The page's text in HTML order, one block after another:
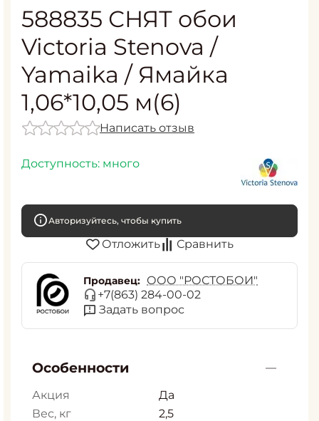
588835 СНЯТ обои
Victoria Stenova /
Yamaika / Ямайка
1,06*10,05 м(6)
Написать отзыв
Доступность: много
Авторизуйтесь, чтобы купить
Отложить Сравнить
Продавец: ООО "РОСТОБОИ"
+7(863) 284-00-02
Задать вопрос
Особенности
Акция
Да
Вес, кг
2,5